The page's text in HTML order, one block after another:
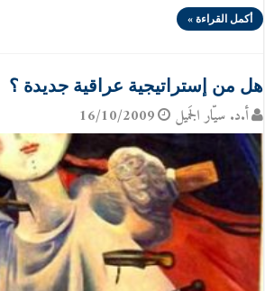
أكمل القراءة »
هل من إستراتيجية عراقية جديدة ؟
أ.د. سيّار الجَميل 16/10/2009